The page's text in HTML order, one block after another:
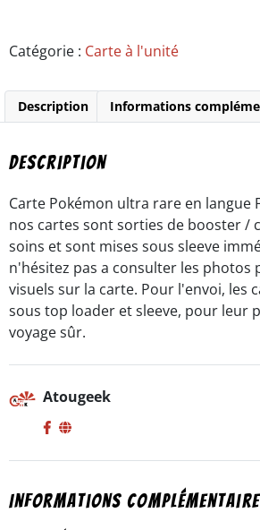
-
-
Full
Art
Epée
-
EB3.5
-
FR
Catégorie : Carte à l'unité
Description Informations
Description
Carte Pokémon ultra rare en langue
nos cartes sont sorties de booster /
soins et sont mises sous sleeve
n'hésitez pas a consulter les photos
visuels sur la carte. Pour l'envoi, les
sous top loader et sleeve, pour leur
voyage sûr.
Atougeek
Informations